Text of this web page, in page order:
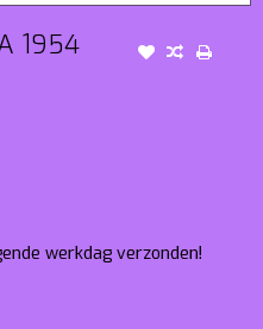
1954
werkdag verzonden!